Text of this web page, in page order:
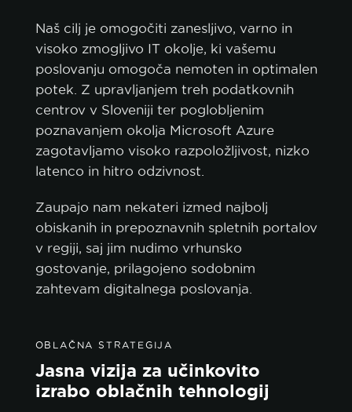
Naš cilj je omogočiti zanesljivo, varno in
visoko zmogljivo IT okolje, ki vašemu
poslovanju omogoča nemoten in optimalen
potek. Z upravljanjem treh podatkovnih
centrov v Sloveniji ter poglobljenim
poznavanjem okolja Microsoft Azure
zagotavljamo visoko razpoložljivost, nizko
latenco in hitro odzivnost.
Zaupajo nam nekateri izmed najbolj
obiskanih in prepoznavnih spletnih portalov
v regiji, saj jim nudimo vrhunsko
gostovanje, prilagojeno sodobnim
zahtevam digitalnega poslovanja.
OBLAČNA STRATEGIJA
Jasna vizija za učinkovito
izrabo oblačnih tehnologij